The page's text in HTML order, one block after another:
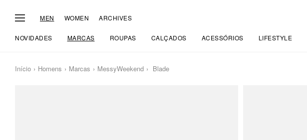
MEN WOMEN ARCHIVES
NOVIDADES MARCAS ROUPAS CALÇADOS ACESSÓRIOS LIFESTYLE
Início Homens Marcas MessyWeekend Blade